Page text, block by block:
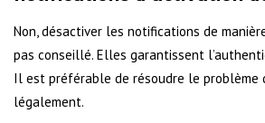
Non, désactiver les notifications de
pas conseillé. Elles garantissent
Il est préférable de résoudre le problème
légalement.